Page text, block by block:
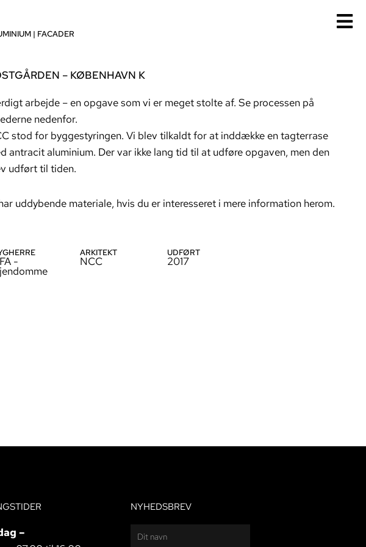
| FACADER
– KØBENHAVN K
arbejde – en opgave som vi er meget stolte af. Se processen på
nedenfor.
stod for byggestyringen. Vi blev tilkaldt for at inddække en tagterrase
antracit aluminium. Der var ikke lang tid til at udføre opgaven, men den
udført til tiden.
uddybende materiale, hvis du er interesseret i mere information herom.
-
ARKITEKT
NCC
UDFØRT
2017
–
NYHEDSBREV
Navn